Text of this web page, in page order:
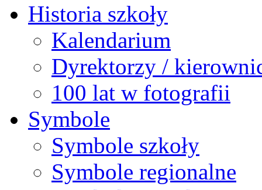
Historia szkoły
Kalendarium
Dyrektorzy /
100 lat w fotografii
Symbole
Symbole szkoły
Symbole regionalne